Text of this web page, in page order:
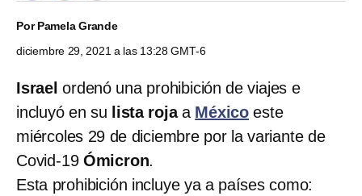
PorPamela Grande
diciembre 29, 2021 a las 13:28 GMT-6
Israel ordenó una prohibición de viajes e
incluyó en su lista rojaa México este
miércoles 29 de diciembre por la variante de
Covid-19 Ómicron.
Esta prohibición incluye ya a países como: